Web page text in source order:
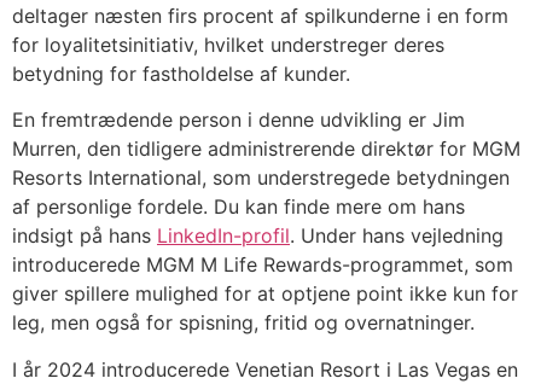
deltager næsten firs procent af spilkunderne i en form
for loyalitetsinitiativ, hvilket understreger deres
betydning for fastholdelse af kunder.
En fremtrædende person i denne udvikling er Jim
Murren, den tidligere administrerende direktør for MGM
Resorts International, som understregede betydningen
af ​​personlige fordele. Du kan finde mere om hans
indsigt på hans LinkedIn-profil. Under hans vejledning
introducerede MGM M Life Rewards-programmet, som
giver spillere mulighed for at optjene point ikke kun for
leg, men også for spisning, fritid og overnatninger.
I år 2024 introducerede Venetian Resort i Las Vegas en